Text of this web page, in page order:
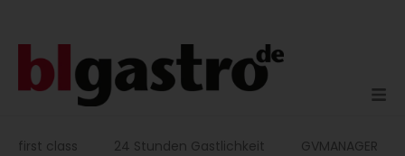
first class 24 Stunden Gastlichkeit GVMANAGER